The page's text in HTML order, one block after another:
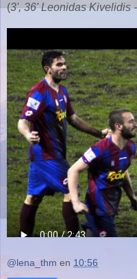
(3', 36' Leonidas Kivelidis
@lena_thm en 10:56